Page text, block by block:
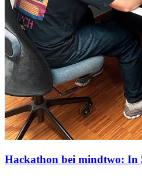
Hackathon bei mindtwo: In